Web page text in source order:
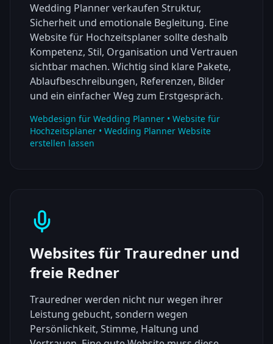
Wedding Planner verkaufen Struktur,
Sicherheit und emotionale Begleitung. Eine
Website für Hochzeitsplaner sollte deshalb
Kompetenz, Stil, Organisation und Vertrauen
sichtbar machen. Wichtig sind klare Pakete,
Ablaufbeschreibungen, Referenzen, Bilder
und ein einfacher Weg zum Erstgespräch.
Webdesign für Wedding Planner • Website für
Hochzeitsplaner • Wedding Planner Website
erstellen lassen
Websites für Trauredner und
freie Redner
Trauredner werden nicht nur wegen ihrer
Leistung gebucht, sondern wegen
Persönlichkeit, Stimme, Haltung und